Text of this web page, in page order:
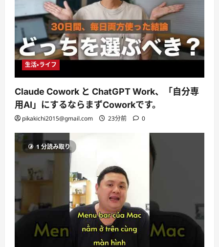
生活・ライフ
Claude Cowork と ChatGPT Work、「自分専
用AI」にするならまずCoworkです。
pikakichi2015@gmail.com 23分前 0
1 分読み取り